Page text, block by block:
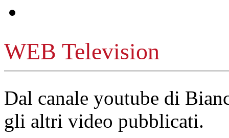
WEB Television
Dal canale youtube di
gli altri video pubblicati.